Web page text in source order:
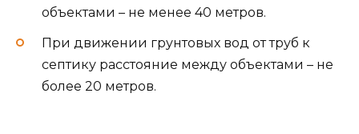
объектами – не менее 40 метров.
При движении грунтовых вод от труб к
септику расстояние между объектами – не
более 20 метров.